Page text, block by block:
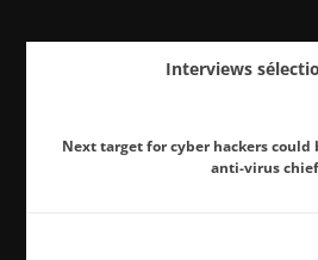
Interviews
Next target for cyber hackers could
anti-virus